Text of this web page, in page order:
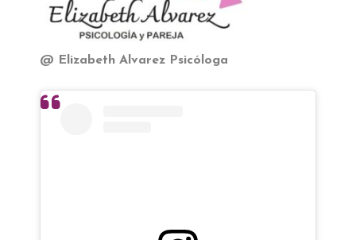
@ Elizabeth Alvarez Psicóloga